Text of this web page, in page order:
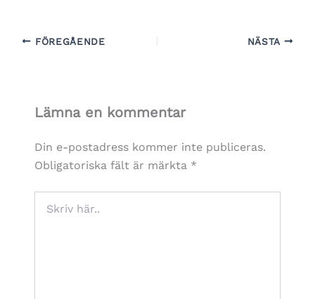
FÖREGÅENDE NÄSTA
Lämna en kommentar
Din e-postadress kommer inte publiceras.
Obligatoriska fält är märkta *
här..